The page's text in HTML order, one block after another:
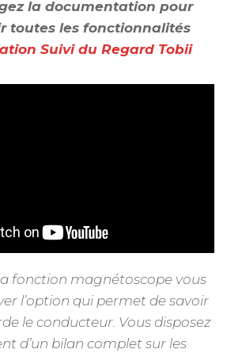
la documentation pour
toutes les fonctionnalités
Suivi du Regard Tobii
fonction magnétoscope vous
l’option qui permet de savoir
le conducteur. Vous disposez
d’un bilan complet sur les